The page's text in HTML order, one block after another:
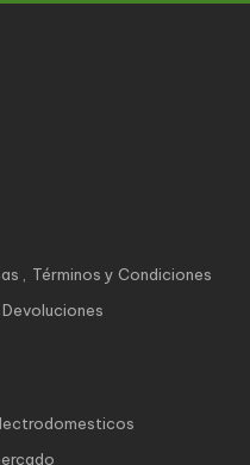
Términos y Condiciones